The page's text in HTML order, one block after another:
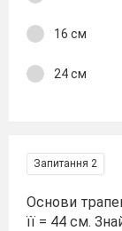
16 см
24 см
Запитання 2
Основи
її = 44 см.